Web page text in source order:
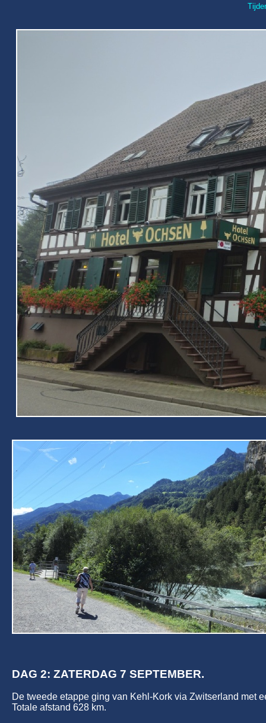
DAG 2: ZATERDAG 7 SEPTEMBER.
De tweede etappe ging van Kehl-Kork via Zwitserland met
Totale afstand 628 km.